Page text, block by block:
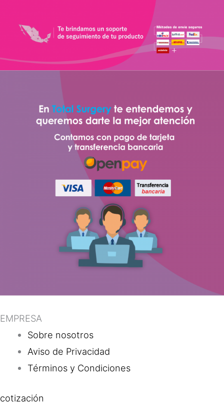
EMPRESA
Sobre nosotros
Aviso de Privacidad
Términos y Condiciones
cotización